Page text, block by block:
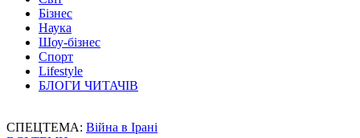
Бізнес
Наука
Шоу-бізнес
Спорт
Lifestyle
БЛОГИ ЧИТАЧІВ
СПЕЦТЕМА: Війна в Ірані